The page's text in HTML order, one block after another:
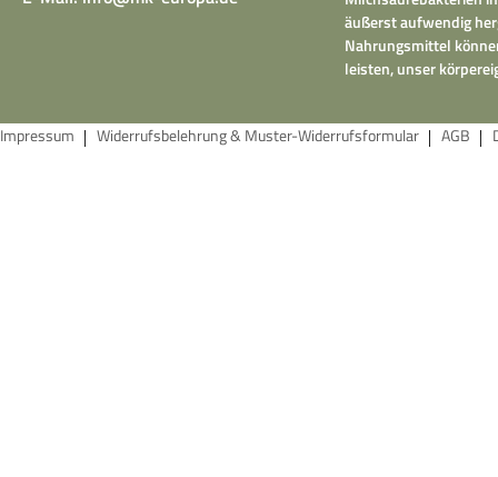
äußerst aufwendig
Nahrungsmittel
leisten, unser
Impressum Widerrufsbelehrung & Muster-Widerrufsformular AGB